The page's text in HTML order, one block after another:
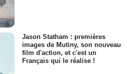
Jason Statham : premières
images de Mutiny, son nouveau
film d'action, et c'est un
Français qui le réalise !